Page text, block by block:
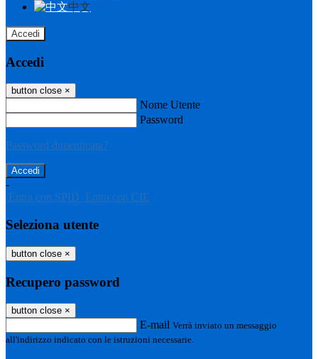
中文
Accedi
Accedi
button close ×
Nome Utente
Password
Password dimenticata?
-
Entra con SPID Entra con CIE
Seleziona utente
button close ×
Recupero password
button close ×
E-mail Verrà inviato un messaggio
all'indirizzo indicato con le istruzioni necessarie.